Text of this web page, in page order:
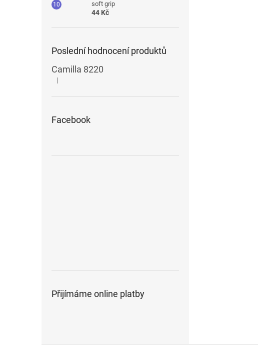
soft grip
44 Kč
Poslední hodnocení produktů
Camilla 8220
Hodnocení produktu je 5 z 5 hvězdiček.
|
Facebook
Přijímáme online platby